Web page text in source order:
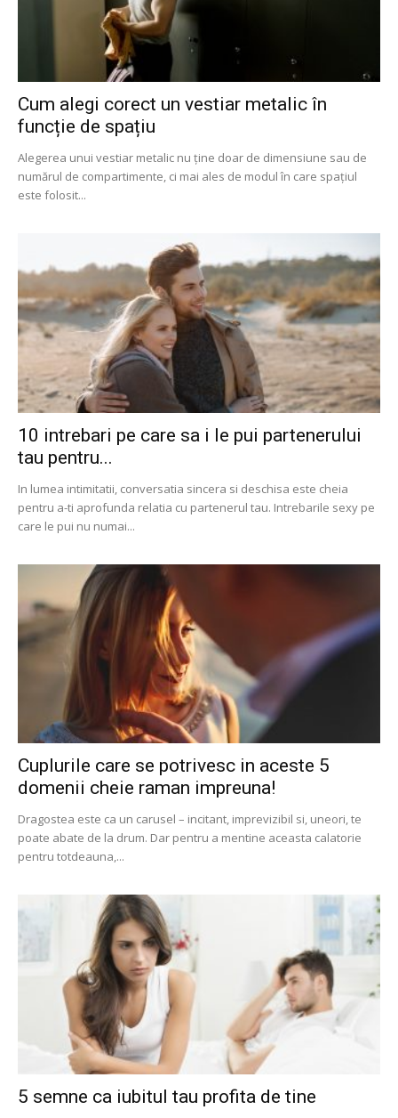
Cum alegi corect un vestiar metalic în
funcție de spațiu
Alegerea unui vestiar metalic nu ține doar de dimensiune sau de
numărul de compartimente, ci mai ales de modul în care spațiul
este folosit...
10 intrebari pe care sa i le pui partenerului
tau pentru...
In lumea intimitatii, conversatia sincera si deschisa este cheia
pentru a-ti aprofunda relatia cu partenerul tau. Intrebarile sexy pe
care le pui nu numai...
Cuplurile care se potrivesc in aceste 5
domenii cheie raman impreuna!
Dragostea este ca un carusel – incitant, imprevizibil si, uneori, te
poate abate de la drum. Dar pentru a mentine aceasta calatorie
pentru totdeauna,...
5 semne ca iubitul tau profita de tine